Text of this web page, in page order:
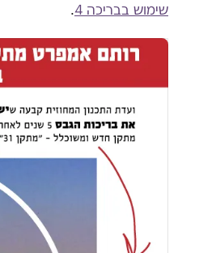
שימוש בבריכה 4
.